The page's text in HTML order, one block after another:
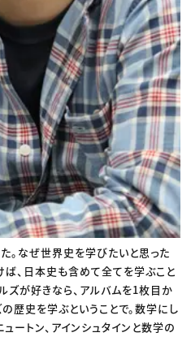
。なぜ世界史を学びたいと思った
ば、日本史も含めて全てを学ぶこと
ズが好きなら、アルバムを1枚目か
歴史を学ぶということで。数学にし
ートン、アインシュタインと数学の